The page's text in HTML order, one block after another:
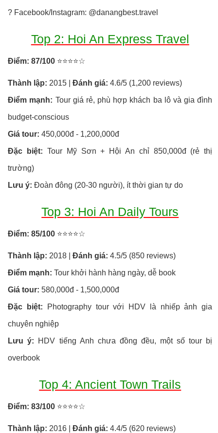
? Facebook/Instagram: @danangbest.travel
Top 2: Hoi An Express Travel
Điểm: 87/100 ⭐⭐⭐⭐☆
Thành lập: 2015 |Đánh giá: 4.6/5 (1,200 reviews)
Điểm mạnh: Tour giá rẻ, phù hợp khách ba lô và gia đình
budget-conscious
Giá tour: 450,000đ - 1,200,000đ
Đặc biệt: Tour Mỹ Sơn + Hội An chỉ 850,000đ (rẻ thị
trường)
Lưu ý: Đoàn đông (20-30 người), ít thời gian tự do
Top 3: Hoi An Daily Tours
Điểm: 85/100 ⭐⭐⭐⭐☆
Thành lập: 2018 |Đánh giá: 4.5/5 (850 reviews)
Điểm mạnh: Tour khởi hành hàng ngày, dễ book
Giá tour: 580,000đ - 1,500,000đ
Đặc biệt: Photography tour với HDV là nhiếp ảnh gia
chuyên nghiệp
Lưu ý: HDV tiếng Anh chưa đồng đều, một số tour bị
overbook
Top 4: Ancient Town Trails
Điểm: 83/100 ⭐⭐⭐⭐☆
Thành lập: 2016 |Đánh giá: 4.4/5 (620 reviews)